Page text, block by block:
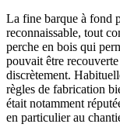
La fine barque à fond
reconnaissable, tout
perche en bois qui
pouvait être
discrètement.
règles de fabrication
était notamment
en particulier au